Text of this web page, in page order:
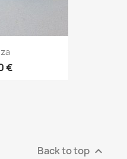
€
Back to top 